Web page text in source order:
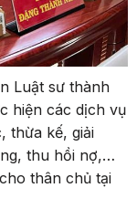
Luật sư thành
hiện các dịch vụ
thừa kế, giải
thu hồi nợ,…
thân chủ tại